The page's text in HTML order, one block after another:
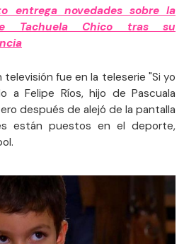
entrega novedades sobre la
Tachuela Chico tras su
fue en la teleserie "Si yo
a Felipe Ríos, hijo de Pascuala
después de alejó de la pantalla
están puestos en el deporte,